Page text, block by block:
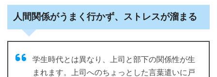
人間関係がうまく行かず、ストレスが溜まる
学生時代とは異なり、上司と部下の関係性が生
まれます。上司へのちょっとした言葉遣いに戸